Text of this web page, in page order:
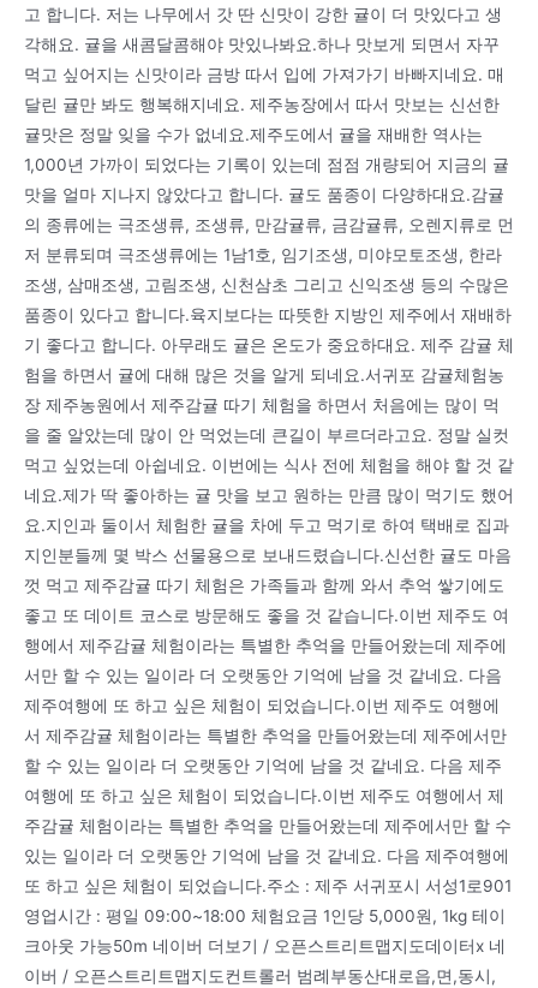
고 합니다. 저는 나무에서 갓 딴 신맛이 강한 귤이 더 맛있다고 생
각해요. 귤을 새콤달콤해야 맛있나봐요.하나 맛보게 되면서 자꾸
먹고 싶어지는 신맛이라 금방 따서 입에 가져가기 바빠지네요. 매
달린 귤만 봐도 행복해지네요. 제주농장에서 따서 맛보는 신선한
귤맛은 정말 잊을 수가 없네요.제주도에서 귤을 재배한 역사는
1,000년 가까이 되었다는 기록이 있는데 점점 개량되어 지금의 귤
맛을 얼마 지나지 않았다고 합니다. 귤도 품종이 다양하대요.감귤
의 종류에는 극조생류, 조생류, 만감귤류, 금감귤류, 오렌지류로 먼
저 분류되며 극조생류에는 1남1호, 임기조생, 미야모토조생, 한라
조생, 삼매조생, 고림조생, 신천삼초 그리고 신익조생 등의 수많은
품종이 있다고 합니다.육지보다는 따뜻한 지방인 제주에서 재배하
기 좋다고 합니다. 아무래도 귤은 온도가 중요하대요. 제주 감귤 체
험을 하면서 귤에 대해 많은 것을 알게 되네요.서귀포 감귤체험농
장 제주농원에서 제주감귤 따기 체험을 하면서 처음에는 많이 먹
을 줄 알았는데 많이 안 먹었는데 큰길이 부르더라고요. 정말 실컷
먹고 싶었는데 아쉽네요. 이번에는 식사 전에 체험을 해야 할 것 같
네요.제가 딱 좋아하는 귤 맛을 보고 원하는 만큼 많이 먹기도 했어
요.지인과 둘이서 체험한 귤을 차에 두고 먹기로 하여 택배로 집과
지인분들께 몇 박스 선물용으로 보내드렸습니다.신선한 귤도 마음
껏 먹고 제주감귤 따기 체험은 가족들과 함께 와서 추억 쌓기에도
좋고 또 데이트 코스로 방문해도 좋을 것 같습니다.이번 제주도 여
행에서 제주감귤 체험이라는 특별한 추억을 만들어왔는데 제주에
서만 할 수 있는 일이라 더 오랫동안 기억에 남을 것 같네요. 다음
제주여행에 또 하고 싶은 체험이 되었습니다.이번 제주도 여행에
서 제주감귤 체험이라는 특별한 추억을 만들어왔는데 제주에서만
할 수 있는 일이라 더 오랫동안 기억에 남을 것 같네요. 다음 제주
여행에 또 하고 싶은 체험이 되었습니다.이번 제주도 여행에서 제
주감귤 체험이라는 특별한 추억을 만들어왔는데 제주에서만 할 수
있는 일이라 더 오랫동안 기억에 남을 것 같네요. 다음 제주여행에
또 하고 싶은 체험이 되었습니다.주소 : 제주 서귀포시 서성1로901
영업시간 : 평일 09:00~18:00 체험요금 1인당 5,000원, 1kg 테이
크아웃 가능50m 네이버 더보기 / 오픈스트리트맵지도데이터x 네
이버 / 오픈스트리트맵지도컨트롤러 범례부동산대로읍,면,동시,